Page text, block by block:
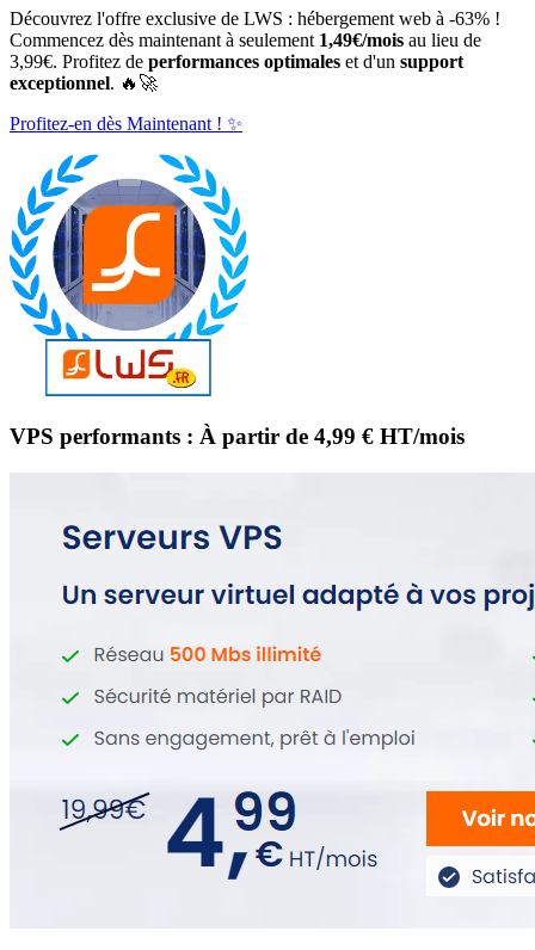
Découvrez l'offre exclusive de LWS : hébergement web à -63% !
Commencez dès maintenant à seulement 1,49€/mois au lieu de
3,99€. Profitez de performances optimales et d'un support
exceptionnel. 🔥🚀
Profitez-en dès Maintenant ! ✨
VPS performants : À partir de 4,99 € HT/mois